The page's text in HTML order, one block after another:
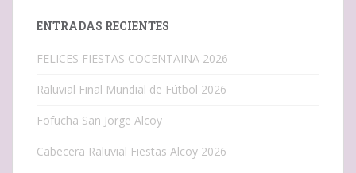
ENTRADAS RECIENTES
FELICES FIESTAS COCENTAINA 2026
Raluvial Final Mundial de Fútbol 2026
Fofucha San Jorge Alcoy
Cabecera Raluvial Fiestas Alcoy 2026